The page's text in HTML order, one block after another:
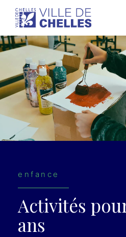
contenu
enfance
Activités p
ans